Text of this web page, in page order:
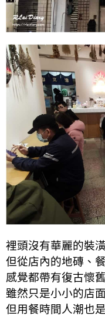
裡頭沒有華麗的裝潢
但從店內的地磚、
感覺都帶有復古懷
雖然只是小小的店面
但用餐時間人潮也